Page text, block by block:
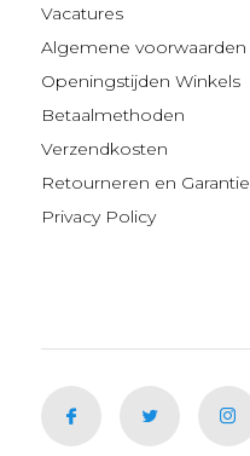
Vacatures
Algemene voorwaarden
Openingstijden Winkels
Betaalmethoden
Verzendkosten
Retourneren en Garantie
Privacy Policy